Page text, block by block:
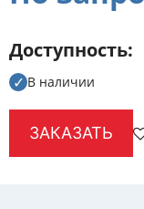
Доступность
В наличии
ЗАКАЗАТЬ